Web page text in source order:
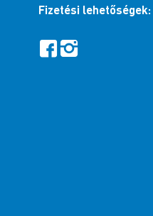
Fizetési lehetőségek: